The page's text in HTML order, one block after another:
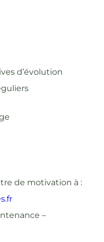
d’évolution
de motivation à :
–